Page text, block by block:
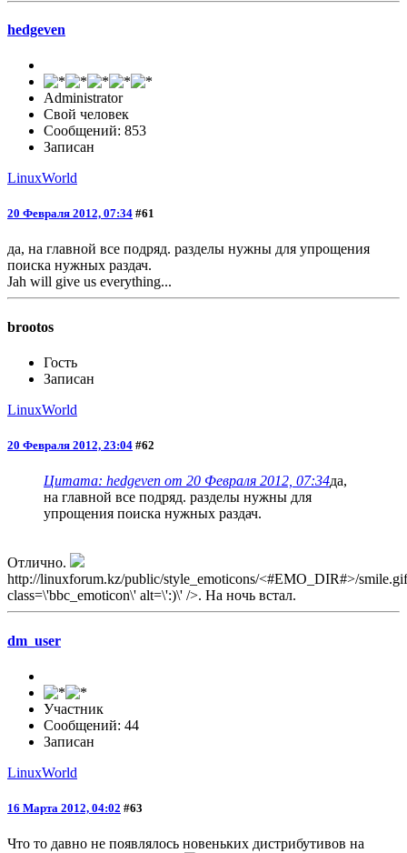
hedgeven
Administrator
Свой человек
Сообщений: 853
Записан
LinuxWorld
20 Февраля 2012, 07:34 #61
да, на главной все подряд. разделы нужны для упрощения
поиска нужных раздач.
Jah will give us everything...
brootos
Гость
Записан
LinuxWorld
20 Февраля 2012, 23:04 #62
Цитата: hedgeven от 20 Февраля 2012, 07:34да,
на главной все подряд. разделы нужны для
упрощения поиска нужных раздач.
Отлично.
http://linuxforum.kz/public/style_emoticons/<#EMO_DIR#>/
class=\'bbc_emoticon\' alt=\':)\' />. На ночь встал.
dm_user
Участник
Сообщений: 44
Записан
LinuxWorld
16 Марта 2012, 04:02 #63
Что то давно не появлялось новеньких дистрибутивов на